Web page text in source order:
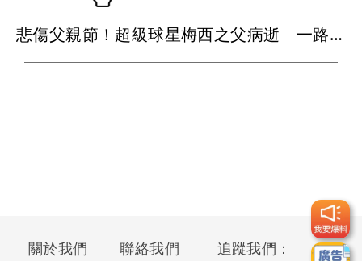
悲傷父親節！超級球星梅西之父病逝 一路陪伴兒子闖蕩足壇
關於我們 聯絡我們 追蹤我們：